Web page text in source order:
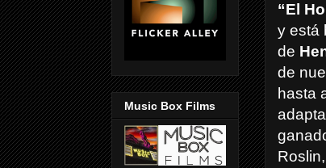
“El
y está
de
de
hasta
Music Box Films